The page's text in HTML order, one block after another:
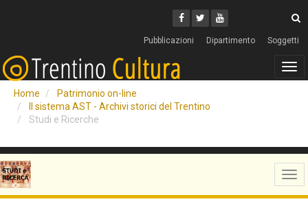
Facebook
Twitter
Youtube
Pubblicazioni Dipartimento Soggetti
Home
Patrimonio on-line
Il sistema AST - Archivi storici del Trentino
Studi e Ricerche